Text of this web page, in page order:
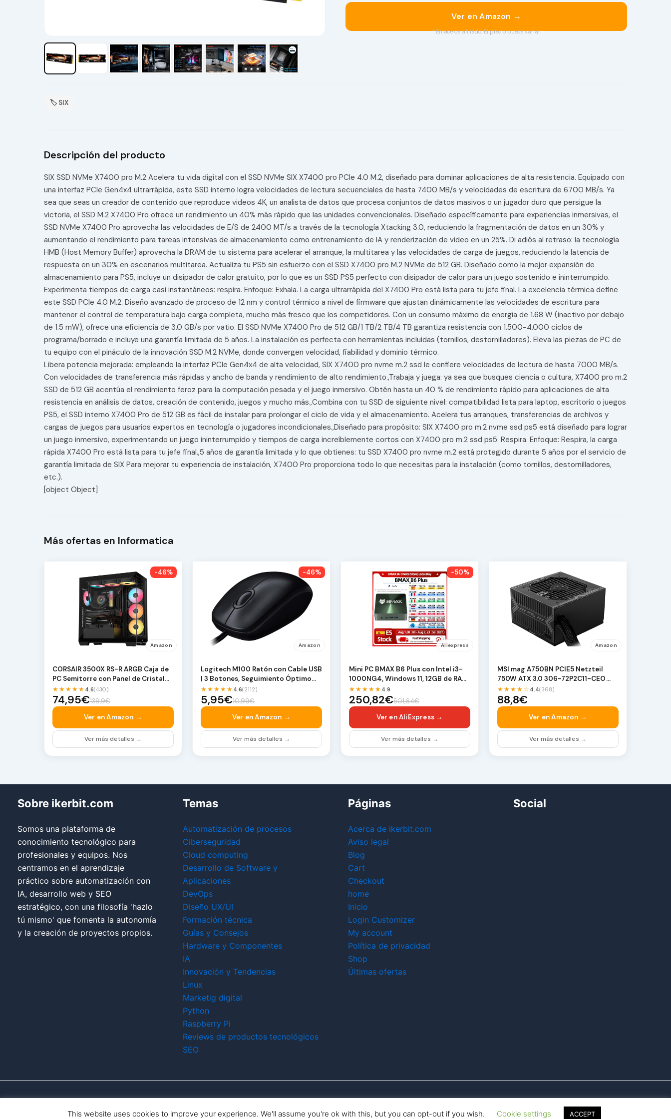
Ver en Amazon →
* Enlace de afiliado. El precio puede variar.
🏷 SIX
Descripción del producto
SIX SSD NVMe X7400 pro M.2 Acelera tu vida digital con el SSD NVMe SIX X7400 pro PCIe 4.0 M.2, diseñado para dominar aplicaciones de alta resistencia. Equipado con
una interfaz PCIe Gen4x4 ultrarrápida, este SSD interno logra velocidades de lectura secuenciales de hasta 7400 MB/s y velocidades de escritura de 6700 MB/s. Ya
sea que seas un creador de contenido que reproduce videos 4K, un analista de datos que procesa conjuntos de datos masivos o un jugador duro que persigue la
victoria, el SSD M.2 X7400 Pro ofrece un rendimiento un 40% más rápido que las unidades convencionales. Diseñado específicamente para experiencias inmersivas, el
SSD NVMe X7400 Pro aprovecha las velocidades de E/S de 2400 MT/s a través de la tecnología Xtacking 3.0, reduciendo la fragmentación de datos en un 30% y
aumentando el rendimiento para tareas intensivas de almacenamiento como entrenamiento de IA y renderización de video en un 25%. Di adiós al retraso: la tecnología
HMB (Host Memory Buffer) aprovecha la DRAM de tu sistema para acelerar el arranque, la multitarea y las velocidades de carga de juegos, reduciendo la latencia de
respuesta en un 30% en escenarios multitarea. Actualiza tu PS5 sin esfuerzo con el SSD X7400 pro M.2 NVMe de 512 GB. Diseñado como la mejor expansión de
almacenamiento para PS5, incluye un disipador de calor gratuito, por lo que es un SSD PS5 perfecto con disipador de calor para un juego sostenido e ininterrumpido.
Experimenta tiempos de carga casi instantáneos: respira. Enfoque: Exhala. La carga ultrarrápida del X7400 Pro está lista para tu jefe final. La excelencia térmica define
este SSD PCIe 4.0 M.2. Diseño avanzado de proceso de 12 nm y control térmico a nivel de firmware que ajustan dinámicamente las velocidades de escritura para
mantener el control de temperatura bajo carga completa, mucho más fresco que los competidores. Con un consumo máximo de energía de 1.68 W (inactivo por debajo
de 1.5 mW), ofrece una eficiencia de 3.0 GB/s por vatio. El SSD NVMe X7400 Pro de 512 GB/1 TB/2 TB/4 TB garantiza resistencia con 1.500-4.000 ciclos de
programa/borrado e incluye una garantía limitada de 5 años. La instalación es perfecta con herramientas incluidas (tornillos, destornilladores). Eleva las piezas de PC de
tu equipo con el pináculo de la innovación SSD M.2 NVMe, donde convergen velocidad, fiabilidad y dominio térmico.
Libera potencia mejorada: empleando la interfaz PCIe Gen4x4 de alta velocidad, SIX X7400 pro nvme m.2 ssd le confiere velocidades de lectura de hasta 7000 MB/s.
Con velocidades de transferencia más rápidas y ancho de banda y rendimiento de alto rendimiento.,Trabaja y juega: ya sea que busques ciencia o cultura, X7400 pro m.2
SSD de 512 GB acentúa el rendimiento feroz para la computación pesada y el juego inmersivo. Obtén hasta un 40 % de rendimiento rápido para aplicaciones de alta
resistencia en análisis de datos, creación de contenido, juegos y mucho más.,Combina con tu SSD de siguiente nivel: compatibilidad lista para laptop, escritorio o juegos
PS5, el SSD interno X7400 Pro de 512 GB es fácil de instalar para prolongar el ciclo de vida y el almacenamiento. Acelera tus arranques, transferencias de archivos y
cargas de juegos para usuarios expertos en tecnología o jugadores incondicionales.,Diseñado para propósito: SIX X7400 pro m.2 nvme ssd ps5 está diseñado para lograr
un juego inmersivo, experimentando un juego ininterrumpido y tiempos de carga increíblemente cortos con X7400 pro m.2 ssd ps5. Respira. Enfoque: Respira, la carga
rápida X7400 Pro está lista para tu jefe final.,5 años de garantía limitada y lo que obtienes: tu SSD X7400 pro nvme m.2 está protegido durante 5 años por el servicio de
garantía limitada de SIX Para mejorar tu experiencia de instalación, X7400 Pro proporciona todo lo que necesitas para la instalación (como tornillos, destornilladores,
etc.).
[object Object]
Más ofertas en Informatica
-46%
Amazon
CORSAIR 3500X RS-R ARGB Caja de
PC Semitorre con Panel de Cristal
Panorámico – …
★★★★★ 4.6(430)
74,95€139,9€
Ver en Amazon →
Ver más detalles →
-46%
Amazon
Logitech M100 Ratón con Cable USB
| 3 Botones, Seguimiento Óptimo
1000 DPI, Amb…
★★★★★ 4.6(2112)
5,95€10,99€
Ver en Amazon →
Ver más detalles →
-50%
Aliexpress
Mini PC BMAX B6 Plus con Intel i3-
1000NG4, Windows 11, 12GB de RAM,
512GB SSD, …
★★★★★ 4.9
250,82€501,64€
Ver en AliExpress →
Ver más detalles →
Amazon
MSI mag A750BN PCIE5 Netzteil
750W ATX 3.0 306-72P2C11-CEO
Retail
★★★★☆ 4.4(368)
88,8€
Ver en Amazon →
Ver más detalles →
Sobre ikerbit.com
Somos una plataforma de
conocimiento tecnológico para
profesionales y equipos. Nos
centramos en el aprendizaje
práctico sobre automatización con
IA, desarrollo web y SEO
estratégico, con una filosofía 'hazlo
tú mismo' que fomenta la autonomía
y la creación de proyectos propios.
Temas
Automatización de procesos
Ciberseguridad
Cloud computing
Desarrollo de Software y
Aplicaciones
DevOps
Diseño UX/UI
Formación técnica
Guías y Consejos
Hardware y Componentes
IA
Innovación y Tendencias
Linux
Marketig digital
Python
Raspberry Pi
Reviews de productos tecnológicos
SEO
Páginas
Acerca de ikerbit.com
Aviso legal
Blog
Cart
Checkout
home
Inicio
Login Customizer
My account
Política de privacidad
Shop
Últimas ofertas
Social
This website uses cookies to improve your experience. We'll assume you're ok with this, but you can opt-out if you wish. Cookie settings ACCEPT